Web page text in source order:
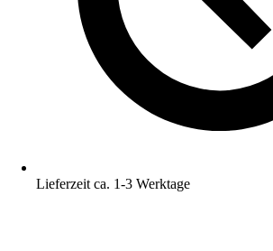
Lieferzeit ca. 1-3 Werktage